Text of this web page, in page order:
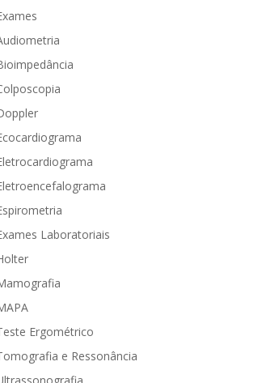
Laboratoriais
Ergométrico
e Ressonância